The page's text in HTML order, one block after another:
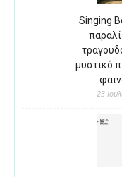
Singing
μυστικό
23